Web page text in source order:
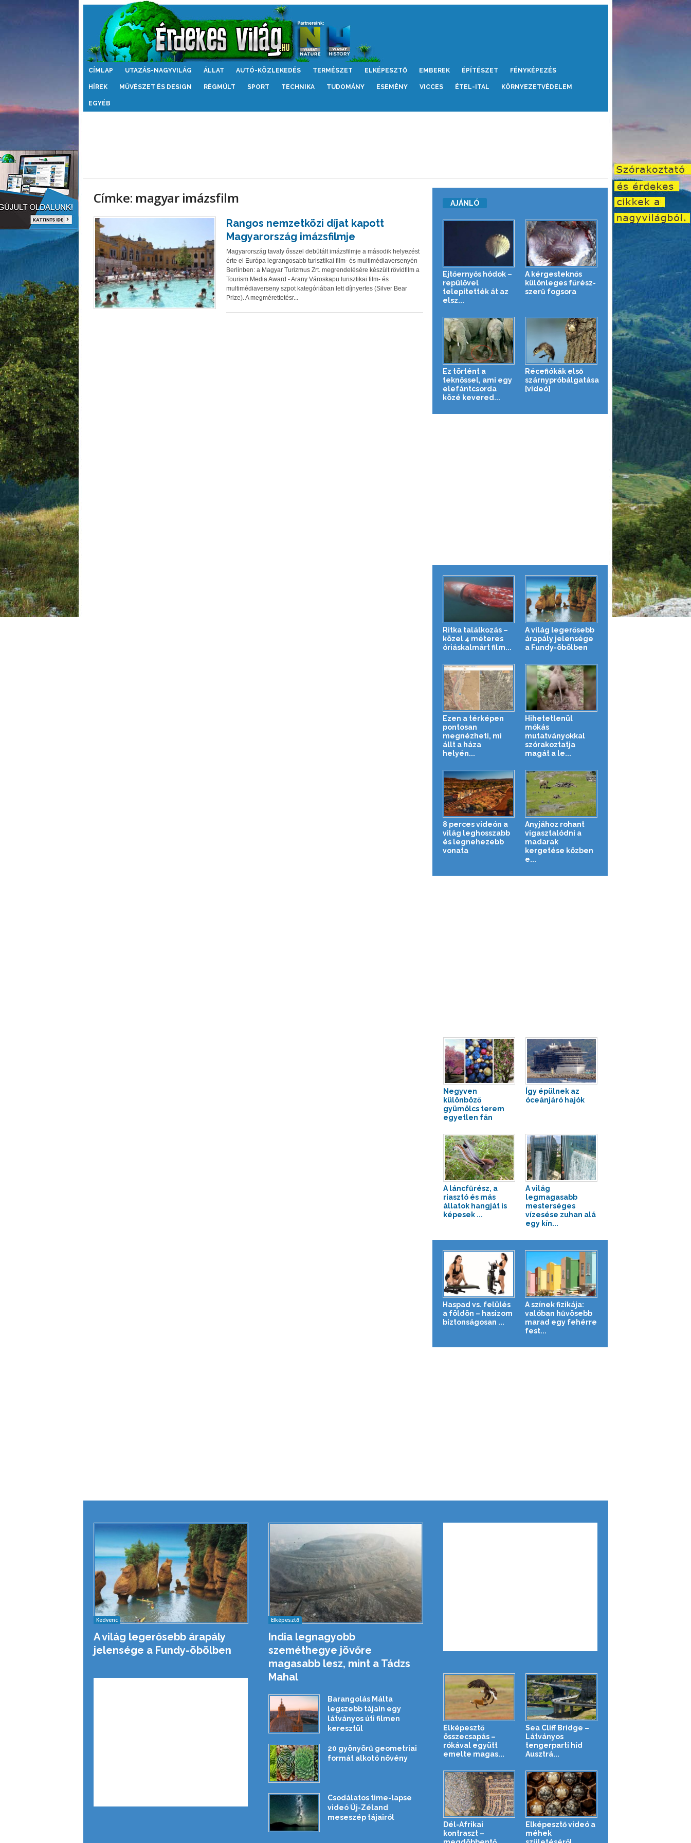
Érdekes
CÍMLAP UTAZÁS-NAGYVILÁG ÁLLAT AUTÓ-KÖZLEKEDÉS TERMÉSZET ELKÉPESZTŐ EMBEREK ÉPÍTÉSZET FÉNYKÉPEZÉS
HÍREK MŰVÉSZET ÉS DESIGN RÉGMÚLT SPORT TECHNIKA TUDOMÁNY ESEMÉNY VICCES ÉTEL-ITAL KÖRNYEZETVÉDELEM
EGYÉB
Címke: magyar imázsfilm
Rangos nemzetközi díjat kapott
Magyarország imázsfilmje
Magyarország tavaly ősszel debütált imázsfilmje a második helyezést
érte el Európa legrangosabb turisztikai film- és multimédiaversenyén
Berlinben: a Magyar Turizmus Zrt. megrendelésére készült rövidfilm a
Tourism Media Award - Arany Városkapu turisztikai film- és
multimédiaverseny szpot kategóriában lett díjnyertes (Silver Bear
Prize). A megmérettetésr...
AJÁNLÓ
Ejtőernyős hódok –
repülővel
telepítették át az
elsz...
A kérgesteknős
különleges fűrész-
szerű fogsora
Ez történt a
teknőssel, ami egy
elefántcsorda
közé kevered...
Récefiókák első
szárnypróbálgatása
[videó]
Ritka találkozás –
közel 4 méteres
óriáskalmárt film...
A világ legerősebb
árapály jelensége
a Fundy-öbölben
Ezen a térképen
pontosan
megnézheti, mi
állt a háza
helyén...
Hihetetlenül
mókás
mutatványokkal
szórakoztatja
magát a le...
8 perces videón a
világ leghosszabb
és legnehezebb
vonata
Anyjához rohant
vigasztalódni a
madarak
kergetése közben
e...
Negyven
különböző
gyümölcs terem
egyetlen fán
Így épülnek az
óceánjáró hajók
A láncfűrész, a
riasztó és más
állatok hangját is
képesek ...
A világ
legmagasabb
mesterséges
vízesése zuhan alá
egy kín...
Haspad vs. felülés
a földön – hasizom
biztonságosan ...
A színek fizikája:
valóban hűvösebb
marad egy fehérre
fest...
Kedvenc
A világ legerősebb árapály
jelensége a Fundy-öbölben
Elképesztő
India legnagyobb
szeméthegye jövőre
magasabb lesz, mint a Tádzs
Mahal
Barangolás Málta
legszebb tájain egy
látványos úti filmen
keresztül
20 gyönyörű geometriai
formát alkotó növény
Csodálatos time-lapse
videó Új-Zéland
meseszép tájairól
Elképesztő
összecsapás –
rókával együtt
emelte magas...
Sea Cliff Bridge –
Látványos
tengerparti híd
Ausztrá...
Dél-Afrikai
kontraszt –
Elképesztő videó a
méhek